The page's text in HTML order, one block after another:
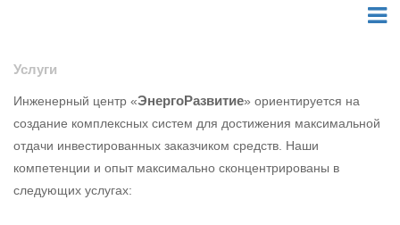
Услуги
Инженерный центр «ЭнергоРазвитие» ориентируется на
создание комплексных систем для достижения максимальной
отдачи инвестированных заказчиком средств. Наши
компетенции и опыт максимально сконцентрированы в
следующих услугах: